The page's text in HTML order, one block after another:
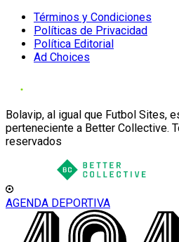
Términos y Condiciones
Políticas de Privacidad
Política Editorial
Ad Choices
Bolavip, al igual que Futbol Sites,
perteneciente a Better Collective.
reservados
AGENDA DEPORTIVA